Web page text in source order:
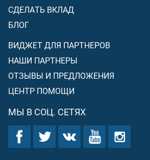
СДЕЛАТЬ ВКЛАД
БЛОГ
ВИДЖЕТ ДЛЯ ПАРТНЕРОВ
НАШИ ПАРТНЕРЫ
ОТЗЫВЫ И ПРЕДЛОЖЕНИЯ
ЦЕНТР ПОМОЩИ
МЫ В СОЦ. СЕТЯХ